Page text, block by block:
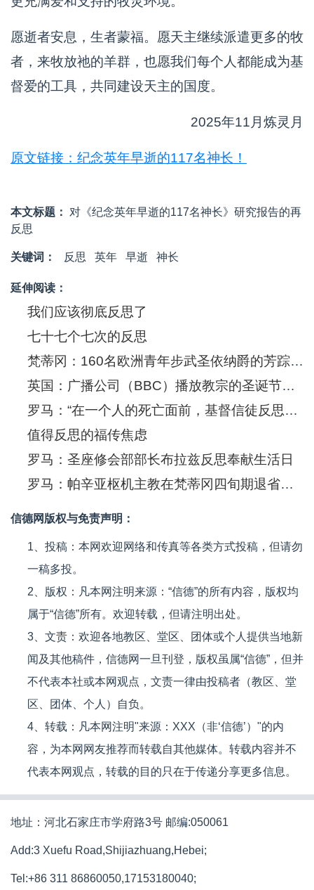
愿逝者安息，生者蒙福。愿天主继续派遣更多的牧
者，来牧放祂的羊群，也愿我们每个人都能成为基
督爱的工具，共同建设天主的国度。
2025年11月炼灵月
原文链接：纪念英年早逝的117名神长！
本文标题：
对《纪念英年早逝的117名神长》研究报告的再
反思
关键词： 反思 英年 早逝 神长
延伸阅读：
我们应该彻底反思了
七十七个七次的反思
梵蒂冈：160名欧洲青年步武圣依纳爵的芳踪，进行朝圣和反思
英国：广播公司（BBC）播放教宗的圣诞节反思
罗马：“在一个人的死亡面前，基督信徒反思每个人在天主和人类面前的重大责任”
值得反思的福传焦虑
罗马：圣座修会部部长布拉兹反思奉献生活日
罗马：帕辛亚枢机主教在梵蒂冈四旬期退省中反思「在教会内共融的价值」
信德网版权与免责声明：
1、投稿：本网欢迎网络和传真等各类方式投稿，但请勿
一稿多投。
2、版权：凡本网注明来源：“信德”的所有内容，版权均
属于“信德”所有。欢迎转载，但请注明出处。
3、文责：欢迎各地教区、堂区、团体或个人提供当地新
闻及其他稿件，信德网一旦刊登，版权虽属“信德”，但并
不代表本社或本网观点，文责一律由投稿者（教区、堂
区、团体、个人）自负。
4、转载：凡本网注明"来源：XXX（非‘信德’）"的内
容，为本网网友推荐而转载自其他媒体。转载内容并不
代表本网观点，转载的目的只在于传递分享更多信息。
地址：河北石家庄市学府路3号 邮编:050061
Add:3 Xuefu Road,Shijiazhuang,Hebei;
Tel:+86 311 86860050,17153180040;